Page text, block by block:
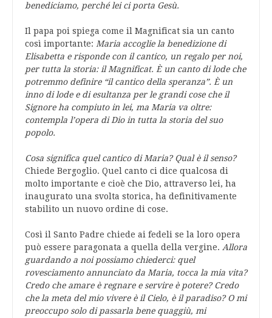
benediciamo, perché lei ci porta Gesù.
Il papa poi spiega come il Magnificat sia un canto
così importante: Maria accoglie la benedizione di
Elisabetta e risponde con il cantico, un regalo per noi,
per tutta la storia: il Magnificat. È un canto di lode che
potremmo definire “il cantico della speranza”. È un
inno di lode e di esultanza per le grandi cose che il
Signore ha compiuto in lei, ma Maria va oltre:
contempla l’opera di Dio in tutta la storia del suo
popolo.
Cosa significa quel cantico di Maria? Qual è il senso?
Chiede Bergoglio. Quel canto ci dice qualcosa di
molto importante e cioè che Dio, attraverso lei, ha
inaugurato una svolta storica, ha definitivamente
stabilito un nuovo ordine di cose.
Così il Santo Padre chiede ai fedeli se la loro opera
può essere paragonata a quella della vergine. Allora
guardando a noi possiamo chiederci: quel
rovesciamento annunciato da Maria, tocca la mia vita?
Credo che amare è regnare e servire è potere? Credo
che la meta del mio vivere è il Cielo, è il paradiso? O mi
preoccupo solo di passarla bene quaggiù, mi